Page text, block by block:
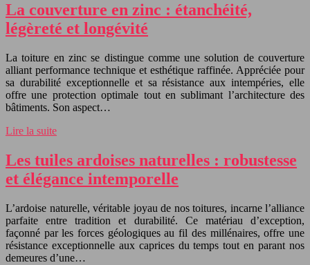
La couverture en zinc : étanchéité,
légèreté et longévité
La toiture en zinc se distingue comme une solution de couverture
alliant performance technique et esthétique raffinée. Appréciée pour
sa durabilité exceptionnelle et sa résistance aux intempéries, elle
offre une protection optimale tout en sublimant l’architecture des
bâtiments. Son aspect…
Lire la suite
Les tuiles ardoises naturelles : robustesse
et élégance intemporelle
L’ardoise naturelle, véritable joyau de nos toitures, incarne l’alliance
parfaite entre tradition et durabilité. Ce matériau d’exception,
façonné par les forces géologiques au fil des millénaires, offre une
résistance exceptionnelle aux caprices du temps tout en parant nos
demeures d’une…